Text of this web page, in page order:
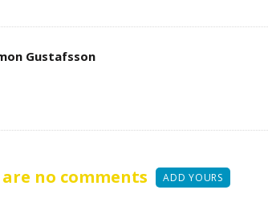
Gustafsson
no comments ADD YOURS